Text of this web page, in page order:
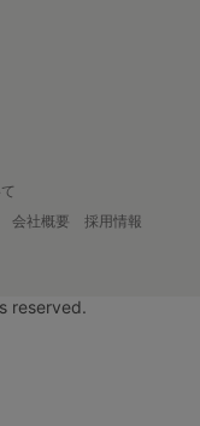
会社概要
採用情報
reserved.